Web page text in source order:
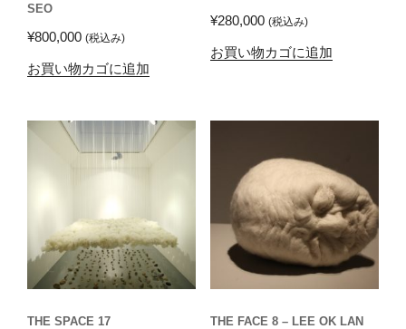
SEO
¥800,000 (税込み)
お買い物カゴに追加
¥280,000 (税込み)
お買い物カゴに追加
THE SPACE 17 THE FACE 8 – LEE OK LAN